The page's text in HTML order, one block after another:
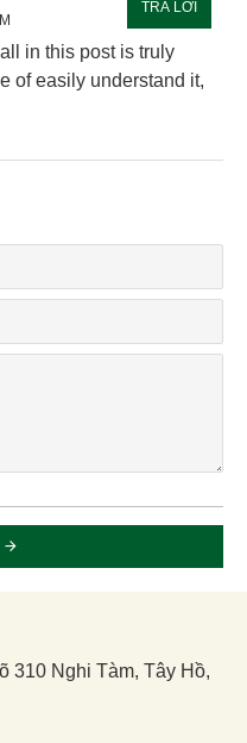
TRẢ LỜI
in this post is truly
of easily understand it,
310 Nghi Tàm, Tây Hồ,